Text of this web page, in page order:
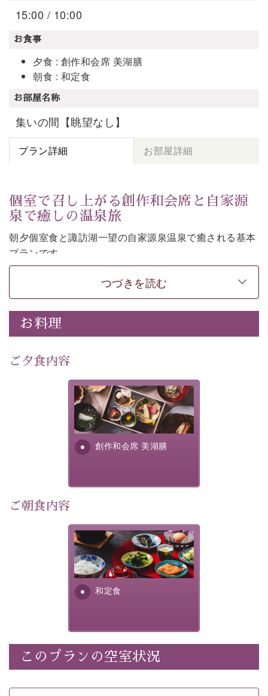
15:00 / 10:00
お食事
夕食 : 創作和会席 美湖膳
朝食 : 和定食
お部屋名称
集いの間【眺望なし】
プラン詳細 お部屋詳細
個室で召し上がる創作和会席と自家源
泉で癒しの温泉旅
朝夕個室食と諏訪湖一望の自家源泉温泉で癒される基本
プランです。
諏訪湖を眺めながら幽玄な装飾の館内で静かに寛いでお
-----------【安心への取り組み】----------
個室料亭、貸切風呂のご利用が可能な上、 安心安全にご
滞在いただけるよう
30項目以上からなる独自の衛生・消毒プログラムの基、
徹底した衛生管理を行っております。
---------------------------------------------
・朝夕個室料亭で個室食
・諏訪大社4社を巡る無料参拝バス（事前予約制）
・館内着をご用意
・環境に配慮したアメニティをご用意
・館内フリーWi-Fi
・チェックイン15時、チェックアウト10時
・朝夕個室料亭で個室食
・夕食は地産地消の創作和会席 美湖膳（二十四節気と
・朝食はこだわりの味噌汁をはじめとした和定食
【温泉】
自家源泉「美翠源泉」は酸化の進みが遅く新鮮で若返り
の効果が高い、極めて希有な源泉です。身も心も癒され
つづきを読む
お料理
ご夕食内容
創作和会席 美湖膳
美湖膳とは諏訪の地で特別を
提供する為に料理長・神原 裕
明が考え出した創作和会席で
す。美しい諏訪湖の幸...
ご朝食内容
和定食
さっぱりとした和食膳に使わ
れる食材は、諏訪の名産品を
ふんだんに取り入れ、安心・
安全を心掛けた長野県産...
このプランの空室状況